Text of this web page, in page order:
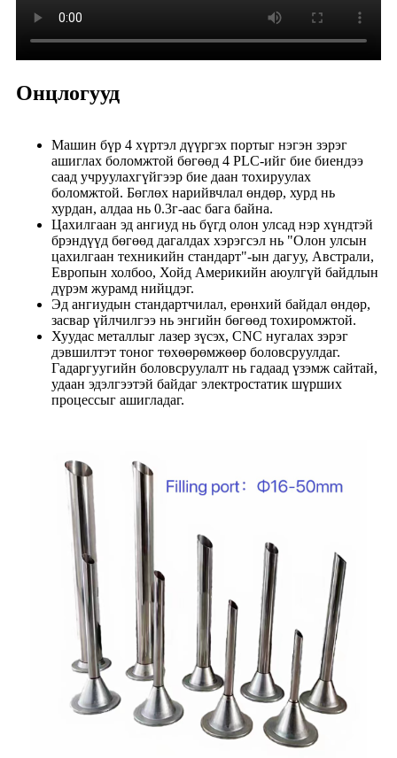
Онцлогууд
Машин бүр 4 хүртэл дүүргэх портыг нэгэн зэрэг
ашиглах боломжтой бөгөөд 4 PLC-ийг бие биендээ
саад учруулахгүйгээр бие даан тохируулах
боломжтой. Бөглөх нарийвчлал өндөр, хурд нь
хурдан, алдаа нь 0.3г-аас бага байна.
Цахилгаан эд ангиуд нь бүгд олон улсад нэр хүндтэй
брэндүүд бөгөөд дагалдах хэрэгсэл нь "Олон улсын
цахилгаан техникийн стандарт"-ын дагуу, Австрали,
Европын холбоо, Хойд Америкийн аюулгүй байдлын
дүрэм журамд нийцдэг.
Эд ангиудын стандартчилал, ерөнхий байдал өндөр,
засвар үйлчилгээ нь энгийн бөгөөд тохиромжтой.
Хуудас металлыг лазер зүсэх, CNC нугалах зэрэг
дэвшилтэт тоног төхөөрөмжөөр боловсруулдаг.
Гадаргуугийн боловсруулалт нь гадаад үзэмж сайтай,
удаан эдэлгээтэй байдаг электростатик шүрших
процессыг ашигладаг.